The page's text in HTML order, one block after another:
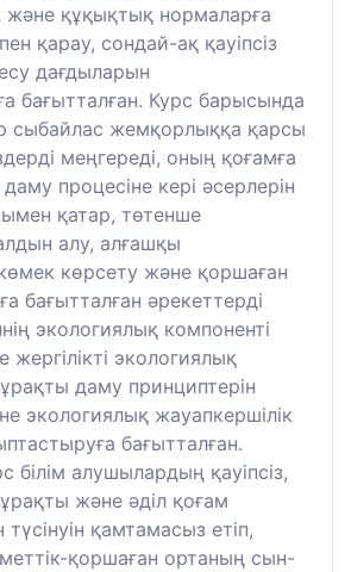
және құқықтық нормаларға
қарау, сондай-ақ қауіпсіз
дағдыларын
бағытталған. Курс барысында
сыбайлас жемқорлыққа қарсы
меңгереді, оның қоғамға
процесіне кері әсерлерін
қатар, төтенше
алу, алғашқы
көрсету және қоршаған
бағытталған әрекеттерді
экологиялық компоненті
экологиялық
даму принциптерін
экологиялық жауапкершілік
бағытталған.
білім алушылардың қауіпсіз,
және әділ қоғам
түсінуін қамтамасыз етіп,
қоршаған ортаның сын-